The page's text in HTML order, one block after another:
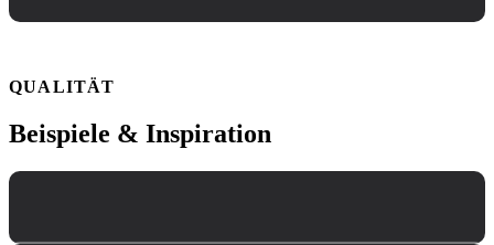
QUALITÄT
Beispiele & Inspiration